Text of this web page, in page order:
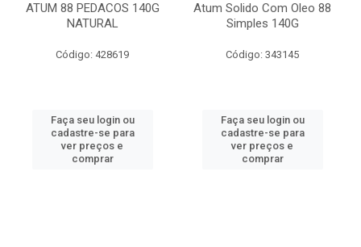
ATUM 88 PEDACOS 140G
NATURAL
Código: 428619
Faça seu login ou
cadastre-se para
ver preços e
comprar
Atum Solido Com Oleo 88
Simples 140G
Código: 343145
Faça seu login ou
cadastre-se para
ver preços e
comprar